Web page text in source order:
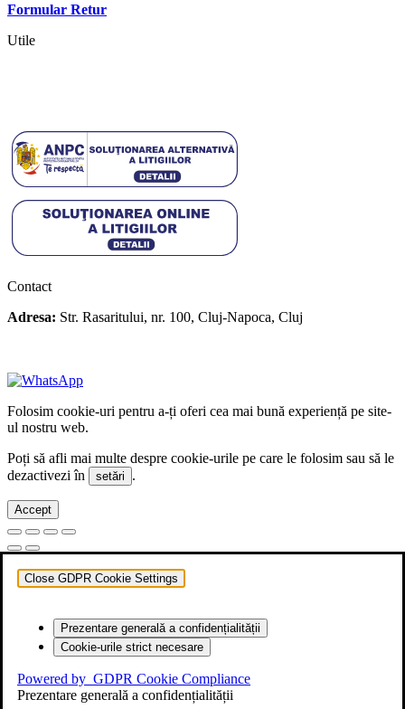
Formular Retur
Utile
Contact
Adresa: Str. Rasaritului, nr. 100, Cluj-Napoca, Cluj
Folosim cookie-uri pentru a-ți oferi cea mai bună experiență pe site-
ul nostru web.
Poți să afli mai multe despre cookie-urile pe care le folosim sau să le
dezactivezi în
setări .
Accept
Close GDPR Cookie Settings
Prezentare generală a confidențialității
Cookie-urile strict necesare
Powered by GDPR Cookie Compliance
Prezentare generală a confidențialității